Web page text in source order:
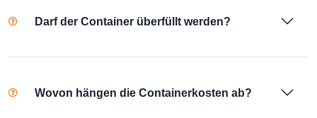
Darf der Container überfüllt werden?
Wovon hängen die Containerkosten ab?